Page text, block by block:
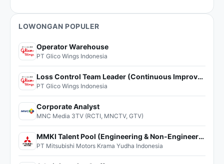
LOWONGAN POPULER
Operator Warehouse
PT Glico Wings Indonesia
Loss Control Team Leader (Continuous Improvement)
PT Glico Wings Indonesia
Corporate Analyst
MNC Media 3TV (RCTI, MNCTV, GTV)
MMKI Talent Pool (Engineering & Non-Engineering)
PT Mitsubishi Motors Krama Yudha Indonesia